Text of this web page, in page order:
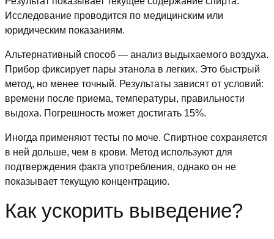
Исследование проводится по медицинским или
юридическим показаниям.
Альтернативный способ — анализ выдыхаемого воздуха.
Прибор фиксирует пары этанола в легких. Это быстрый
метод, но менее точный. Результаты зависят от условий:
времени после приема, температуры, правильности
выдоха. Погрешность может достигать 15%.
Иногда применяют тесты по моче. Спиртное сохраняется
в ней дольше, чем в крови. Метод используют для
подтверждения факта употребления, однако он не
показывает текущую концентрацию.
Как ускорить выведение?